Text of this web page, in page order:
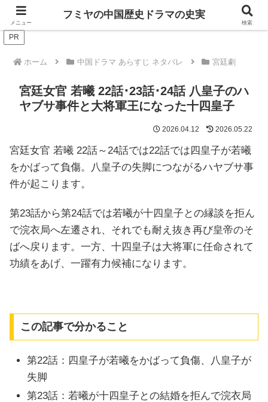
ドラマは歴史を知るともっと面白い！
PR
ホーム 中国ドラマ あらすじ ネタバレ 宮廷劇
宮廷女官 若曦 22話･23話･24話 八皇子のハ
ヤブサ事件と大将軍王になった十四皇子
2026.04.12 2026.05.22
宮廷女官 若曦 22話～24話では22話では四皇子が若曦
をかばって負傷。八皇子の失脚につながるハヤブサ事
件が起こります。
第23話から第24話では若曦が十四皇子との縁談を拒ん
で浣衣局へ左遷され、それでも耐え抜き再び皇帝のそ
ばへ戻ります。一方、十四皇子は大将軍に任命されて
功績をあげ、一躍有力候補になります。
この記事で分かること
第22話：四皇子が若曦をかばって負傷、八皇子が
失脚
第23話：若曦が十四皇子との結婚を拒んで浣衣局
メニュー
フミヤの中国歴史ドラマの史実
検索